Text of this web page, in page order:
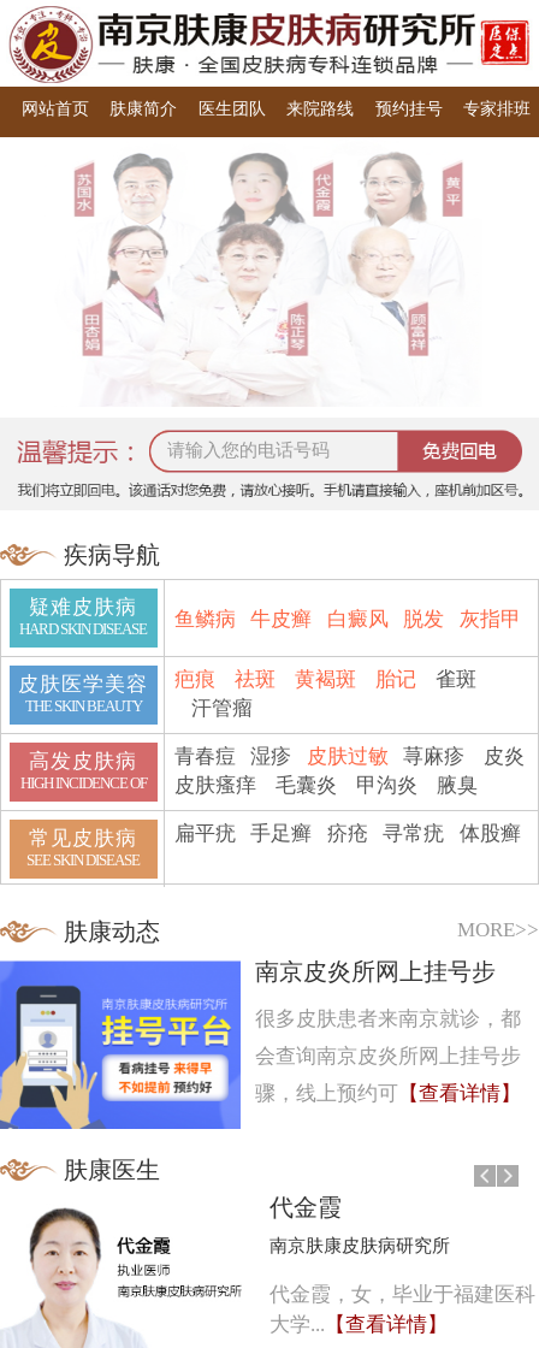
网站首页 肤康简介 医生团队 来院路线 预约挂号 专家排班
疾病导航
疑难皮肤病
HARD SKIN DISEASE 鱼鳞病 牛皮癣 白癜风 脱发 灰指甲
皮肤医学美容
THE SKIN BEAUTY
疤痕 祛斑 黄褐斑 胎记
雀斑
汗管瘤
高发皮肤病
HIGH INCIDENCE OF
青春痘 湿疹 皮肤过敏 荨麻疹
皮炎
皮肤瘙痒
毛囊炎 甲沟炎 腋臭
常见皮肤病
SEE SKIN DISEASE
扁平疣 手足癣 疥疮 寻常疣 体股癣
肤康动态 MORE>>
南京皮炎所网上挂号步
很多皮肤患者来南京就诊，都
会查询南京皮炎所网上挂号步
骤，线上预约可 【查看详情】
代金霞
南京肤康皮肤病研究所
代金霞，女，毕业于福建医科
大学... 【查看详情】
肤康医生